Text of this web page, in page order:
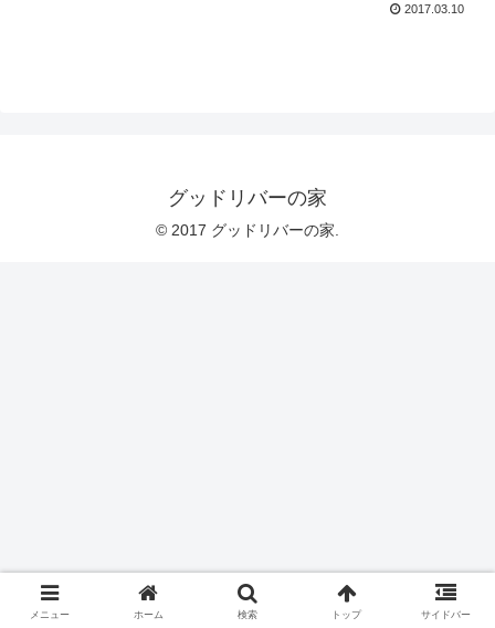
2017.03.10
グッドリバーの家
© 2017 グッドリバーの家.
メニュー ホーム 検索 トップ サイドバー